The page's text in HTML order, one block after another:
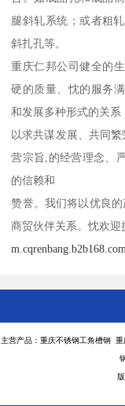
腿斜轧系统；或者粗
斜扎孔等。
重庆仁邦公司健全的
硬的质量、忱的服务
和发展多种形式的关系
以求共谋发展、共同
营宗旨,的经营理念、
的信赖和
赞誉。我们将以优良
商贸伙伴关系。忱欢迎
m.cqrenbang.b2b168.com
主营产品：重庆不锈钢工角槽钢